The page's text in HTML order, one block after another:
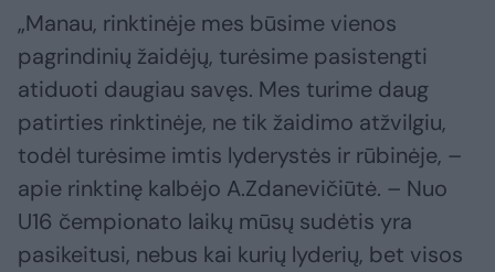
„Manau, rinktinėje mes būsime vienos
pagrindinių žaidėjų, turėsime pasistengti
atiduoti daugiau savęs. Mes turime daug
patirties rinktinėje, ne tik žaidimo atžvilgiu,
todėl turėsime imtis lyderystės ir rūbinėje, –
apie rinktinę kalbėjo A.Zdanevičiūtė. – Nuo
U16 čempionato laikų mūsų sudėtis yra
pasikeitusi, nebus kai kurių lyderių, bet visos